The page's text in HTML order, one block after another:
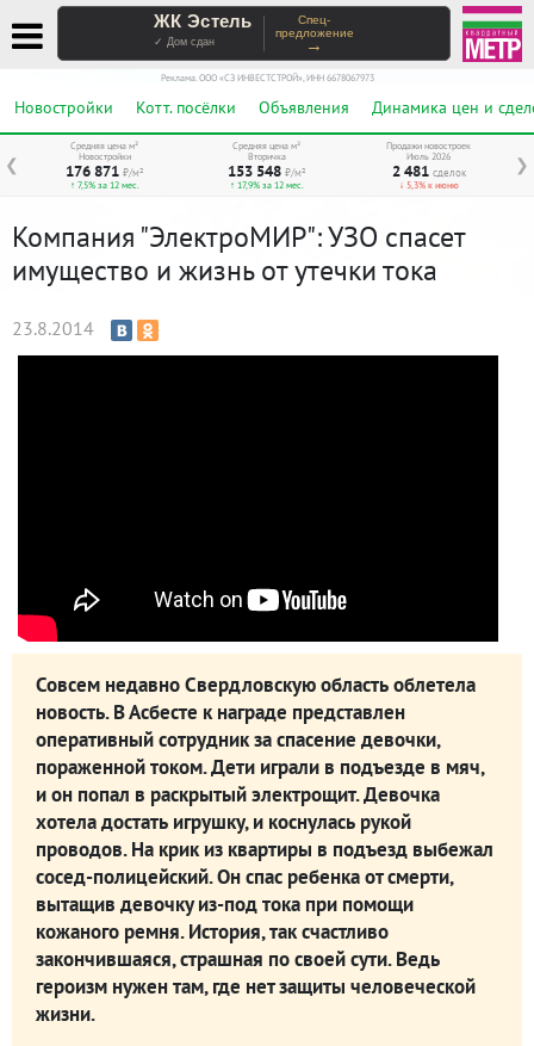
ЖК Эстель
✓ Дом сдан
Спец-
предложение
→
Реклама. ООО «СЗ ИНВЕСТСТРОЙ», ИНН 6678067973
Новостройки Котт. посёлки Объявления Динамика цен и
❮ ❯
Средняя цена м²
Новостройки
176 871 ₽/м²
↑ 7,5% за 12 мес.
Средняя цена м²
Вторичка
153 548 ₽/м²
↑ 17,9% за 12 мес.
Продажи новостроек
Июль 2026
2 481 сделок
↓ 5,3% к июню
Компания "ЭлектроМИР": УЗО спасет
имущество и жизнь от утечки тока
23.8.2014
Совсем недавно Свердловскую область облетела
новость. В Асбесте к награде представлен
оперативный сотрудник за спасение девочки,
пораженной током. Дети играли в подъезде в мяч,
и он попал в раскрытый электрощит. Девочка
хотела достать игрушку, и коснулась рукой
проводов. На крик из квартиры в подъезд выбежал
сосед-полицейский. Он спас ребенка от смерти,
вытащив девочку из-под тока при помощи
кожаного ремня. История, так счастливо
закончившаяся, страшная по своей сути. Ведь
героизм нужен там, где нет защиты человеческой
жизни.